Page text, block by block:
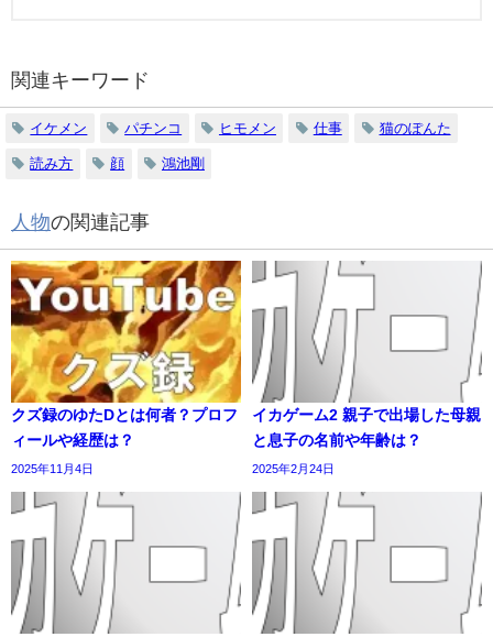
関連キーワード
イケメン パチンコ ヒモメン 仕事 猫のぽんた
読み方 顔 鴻池剛
人物の関連記事
クズ録のゆたDとは何者？プロフ
ィールや経歴は？
2025年11月4日
イカゲーム2 親子で出場した母親
と息子の名前や年齢は？
2025年2月24日